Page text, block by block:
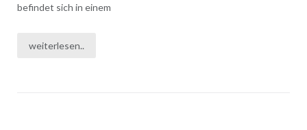
befindet sich in einem
weiterlesen..